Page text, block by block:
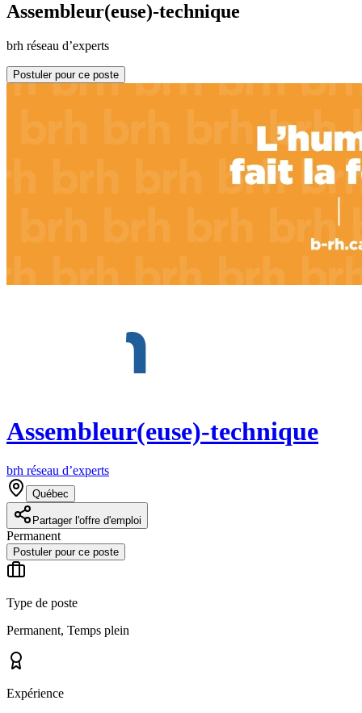
Assembleur(euse)-technique
brh réseau d’experts
Postuler pour ce poste
Assembleur(euse)-technique
brh réseau d’experts
Québec
Partager l'offre d'emploi
Permanent
Postuler pour ce poste
Type de poste
Permanent, Temps plein
Expérience